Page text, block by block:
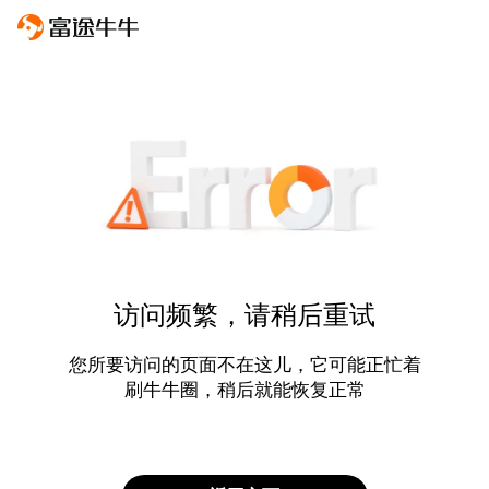
访问频繁，请稍后重试
您所要访问的页面不在这儿，它可能正忙着
刷牛牛圈，稍后就能恢复正常